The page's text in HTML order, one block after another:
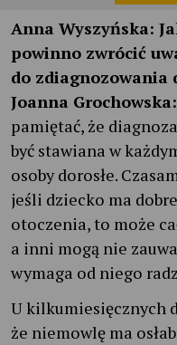
Anna Wyszyńska:
powinno zwrócić
do zdiagnozowania
Joanna Grochowska:
pamiętać, że
być stawiana w
osoby dorosłe.
jeśli dziecko ma
otoczenia, to może
a inni mogą nie
wymaga od niego
U kilkumiesięcznych
że niemowlę ma